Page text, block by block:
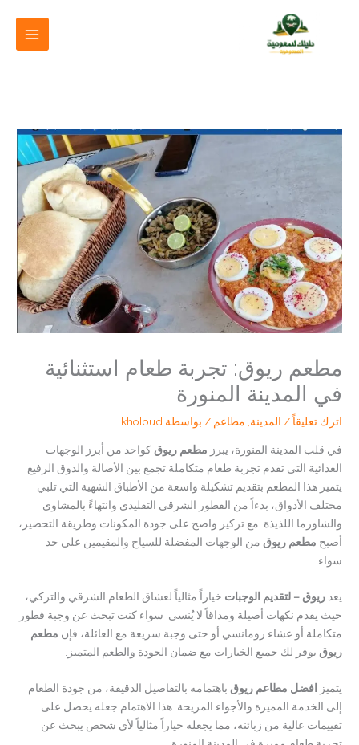
مطعم ريوق: تجربة طعام استثنائية
في المدينة المنورة
اترك تعليقاً / المدينة, مطاعم / بواسطة kholoud
في قلب المدينة المنورة، يبرز مطعم ريوق كواحد من أبرز الوجهات
الغذائية التي تقدم تجربة طعام متكاملة تجمع بين الأصالة والذوق الرفيع.
يتميز هذا المطعم بتقديم تشكيلة واسعة من الأطباق الشهية التي تلبي
مختلف الأذواق، بدءاً من الفطور الشرقي التقليدي وانتهاءً بالمشاوي
والشاورما اللذيذة. مع تركيز واضح على جودة المكونات وطريقة التحضير،
أصبح مطعم ريوق من الوجهات المفضلة للسياح والمقيمين على حد
سواء.
يعدريوق – لتقديم الوجبات خياراً مثالياً لعشاق الطعام الشرقي والتركي،
حيث يقدم نكهات أصيلة ومذاقاً لا يُنسى. سواء كنت تبحث عن وجبة فطور
متكاملة أو عشاء رومانسي أو حتى وجبة سريعة مع العائلة، فإن مطعم
ريوق يوفر لك جميع الخيارات مع ضمان الجودة والطعم المتميز.
يتميز افضل مطاعم ريوق باهتمامه بالتفاصيل الدقيقة، من جودة الطعام
إلى الخدمة المميزة والأجواء المريحة. هذا الاهتمام جعله يحصل على
تقييمات عالية من زبائنه، مما يجعله خياراً مثالياً لأي شخص يبحث عن